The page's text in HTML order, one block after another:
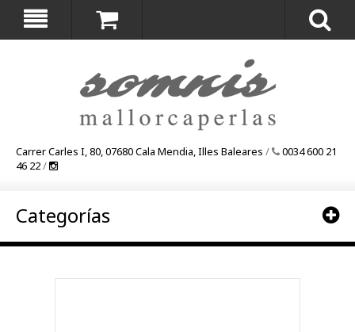
Carrer Carles I, 80, 07680 Cala Mendia, Illes Baleares /
0034 600 21
46 22/
Categorías